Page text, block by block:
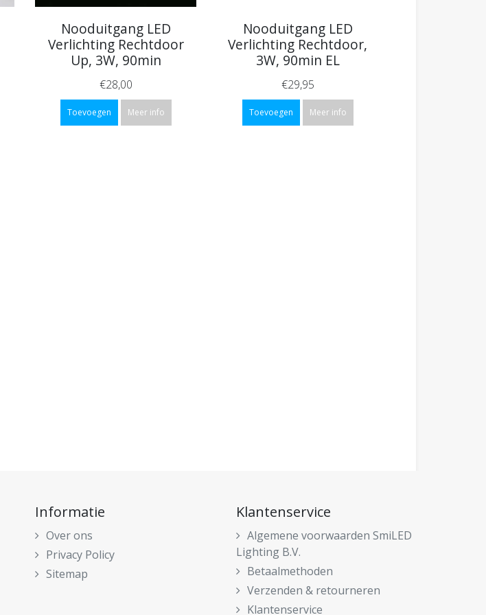
Nooduitgang LED
Verlichting Rechtdoor
Up, 3W, 90min
€28,00
Toevoegen Meer info
Nooduitgang LED
Verlichting Rechtdoor,
3W, 90min EL
€29,95
Toevoegen Meer info
Informatie
Over ons
Privacy Policy
Sitemap
Klantenservice
Algemene voorwaarden SmiLED
Lighting B.V.
Betaalmethoden
Verzenden & retourneren
Klantenservice